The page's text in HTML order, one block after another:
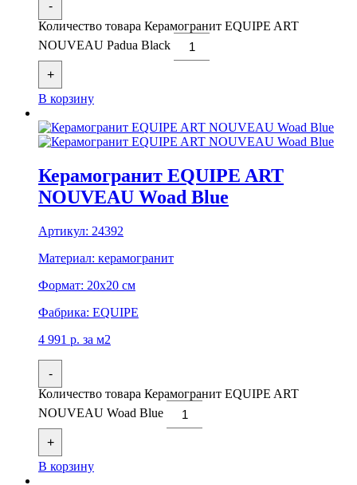
-
Количество товара Керамогранит EQUIPE ART
NOUVEAU Padua Black
+
В корзину
Керамогранит EQUIPE ART
NOUVEAU Woad Blue
Артикул: 24392
Материал: керамогранит
Формат: 20x20 см
Фабрика: EQUIPE
4 991 р. за м2
-
Количество товара Керамогранит EQUIPE ART
NOUVEAU Woad Blue
+
В корзину